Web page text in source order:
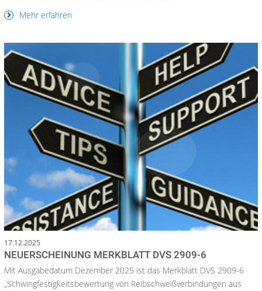
Mehr erfahren
17.12.2025
NEUERSCHEINUNG MERKBLATT DVS 2909-6
Mit Ausgabedatum Dezember 2025 ist das Merkblatt DVS 2909-6
„Schwingfestigkeitsbewertung von Reibschweißverbindungen aus